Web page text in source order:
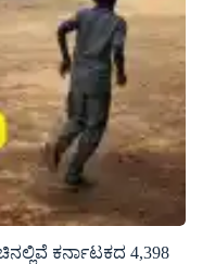
ಕರ್ನಾಟಕದ 4,398